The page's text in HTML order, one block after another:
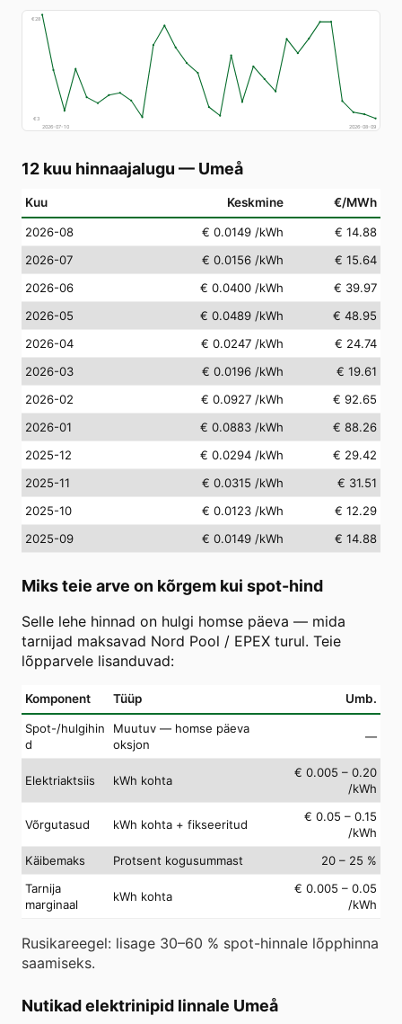
€28
€3
2026-07-10
2026-08-09
12 kuu hinnaajalugu — Umeå
Kuu Keskmine €/MWh
2026-08 € 0.0149 /kWh
€ 14.88
2026-07
€ 0.0156 /kWh
€ 15.64
2026-06
€ 0.0400 /kWh
€ 39.97
2026-05
€ 0.0489 /kWh
€ 48.95
2026-04
€ 0.0247 /kWh
€ 24.74
2026-03
€ 0.0196 /kWh
€ 19.61
2026-02
€ 0.0927 /kWh
€ 92.65
2026-01
€ 0.0883 /kWh
€ 88.26
2025-12
€ 0.0294 /kWh
€ 29.42
2025-11
€ 0.0315 /kWh
€ 31.51
2025-10
€ 0.0123 /kWh
€ 12.29
2025-09
€ 0.0149 /kWh € 14.88
Miks teie arve on kõrgem kui spot-hind
Selle lehe hinnad on hulgi homse päeva — mida
tarnijad maksavad Nord Pool / EPEX turul. Teie
lõpparvele lisanduvad:
Komponent Tüüp Umb.
Spot-/hulgihin
d
Muutuv — homse päeva
oksjon
—
Elektriaktsiis kWh kohta
€ 0.005 – 0.20
/kWh
Võrgutasud kWh kohta + fikseeritud
€ 0.05 – 0.15
/kWh
Käibemaks
Protsent kogusummast
20 – 25 %
Tarnija
marginaal
kWh kohta
€ 0.005 – 0.05
/kWh
Rusikareegel: lisage 30–60 % spot-hinnale lõpphinna
saamiseks.
Nutikad elektrinipid linnale Umeå